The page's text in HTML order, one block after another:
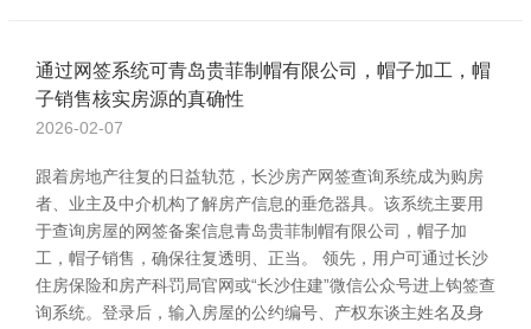
通过网签系统可青岛贵菲制帽有限公司，帽子加工，帽
子销售核实房源的真确性
2026-02-07
跟着房地产往复的日益轨范，长沙房产网签查询系统成为购房
者、业主及中介机构了解房产信息的垂危器具。该系统主要用
于查询房屋的网签备案信息青岛贵菲制帽有限公司，帽子加
工，帽子销售，确保往复透明、正当。 领先，用户可通过长沙
住房保险和房产科罚局官网或“长沙住建”微信公众号进上钩签查
询系统。登录后，输入房屋的公约编号、产权东谈主姓名及身